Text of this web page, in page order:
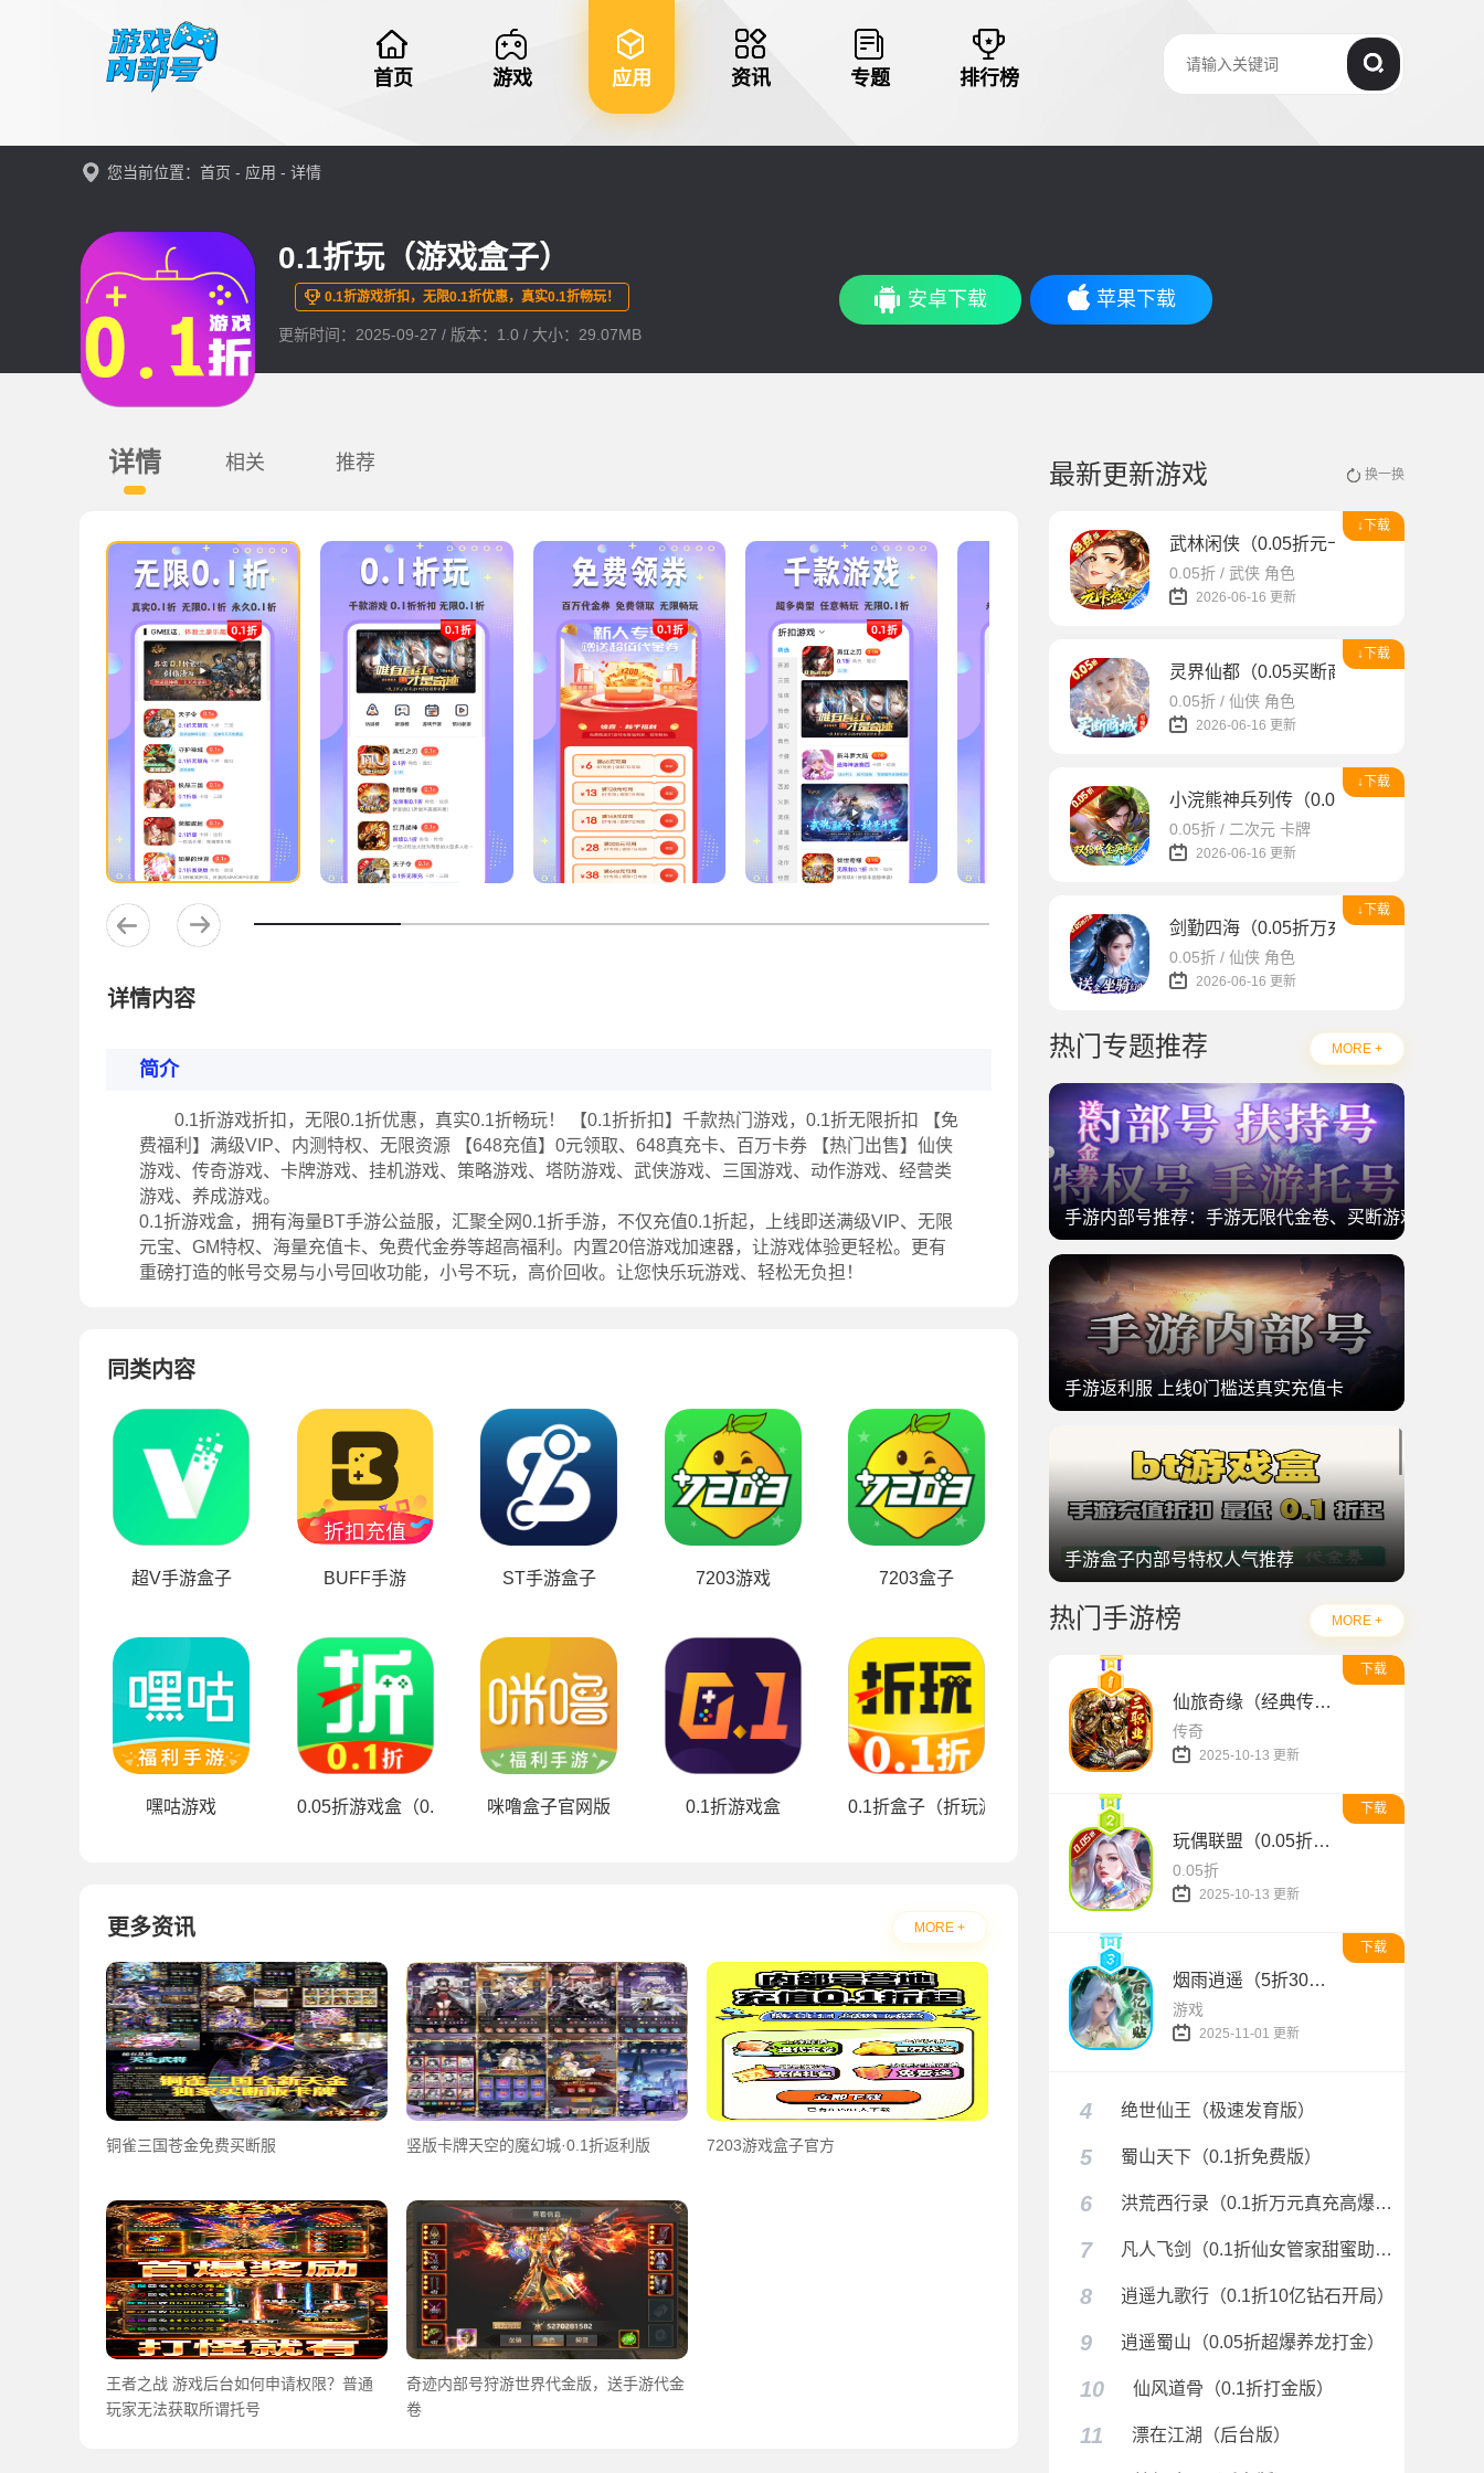
首页 游戏 应用 资讯 专题 排行榜
您当前位置： 首页 - 应用 - 详情
0.1折玩（游戏盒子）
0.1折游戏折扣，无限0.1折优惠，真实0.1折畅玩！
更新时间：2025-09-27 / 版本：1.0 / 大小：29.07MB
安卓下载 苹果下载
详情 相关 推荐
详情内容
简介
0.1折游戏折扣，无限0.1折优惠，真实0.1折畅玩！ 【0.1折折扣】千款热门游戏，0.1折无限折扣 【免
费福利】满级VIP、内测特权、无限资源 【648充值】0元领取、648真充卡、百万卡券 【热门出售】仙侠
游戏、传奇游戏、卡牌游戏、挂机游戏、策略游戏、塔防游戏、武侠游戏、三国游戏、动作游戏、经营类
游戏、养成游戏。
0.1折游戏盒，拥有海量BT手游公益服，汇聚全网0.1折手游，不仅充值0.1折起，上线即送满级VIP、无限
元宝、GM特权、海量充值卡、免费代金券等超高福利。内置20倍游戏加速器，让游戏体验更轻松。更有
重磅打造的帐号交易与小号回收功能，小号不玩，高价回收。让您快乐玩游戏、轻松无负担！
同类内容
超V手游盒子 BUFF手游 ST手游盒子 7203游戏 7203盒子
嘿咕游戏 0.05折游戏盒（0.1折扣版)咪噜盒子官网版 0.1折游戏盒 0.1折盒子（折玩游戏）
更多资讯 MORE +
铜雀三国苍金免费买断服 竖版卡牌天空的魔幻城·0.1折返利版 7203游戏盒子官方
王者之战 游戏后台如何申请权限？普通
玩家无法获取所谓托号
奇迹内部号狩游世界代金版，送手游代金
卷
最新更新游戏 换一换
↓下载
武林闲侠（0.05折元卡盛宴免费版）
0.05折 / 武侠 角色
2026-06-16 更新
↓下载
灵界仙都（0.05买断商城至臻版）
0.05折 / 仙侠 角色
2026-06-16 更新
↓下载
小浣熊神兵列传（0.05双倍代金买断版
0.05折 / 二次元 卡牌
2026-06-16 更新
↓下载
剑勤四海（0.05折万充打金版）
0.05折 / 仙侠 角色
2026-06-16 更新
热门专题推荐 MORE +
手游内部号推荐：手游无限代金卷、买断游戏
手游返利服 上线0门槛送真实充值卡
手游盒子内部号特权人气推荐
热门手游榜 MORE +
下载
仙旅奇缘（经典传奇三职业）
传奇
2025-10-13 更新
下载
玩偶联盟（0.05折开局领SR侍神）
0.05折
2025-10-13 更新
下载
烟雨逍遥（5折30倍返利版）
游戏
2025-11-01 更新
4 绝世仙王（极速发育版）
5 蜀山天下（0.1折免费版）
6 洪荒西行录（0.1折万元真充高爆版）
7 凡人飞剑（0.1折仙女管家甜蜜助阵）
8 逍遥九歌行（0.1折10亿钻石开局）
9 逍遥蜀山（0.05折超爆养龙打金）
10 仙风道骨（0.1折打金版）
11 漂在江湖（后台版）